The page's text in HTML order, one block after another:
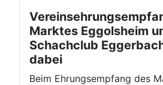
Marktes Eggolsheim
Schachclub
dabei
Beim Ehrungsempfang des